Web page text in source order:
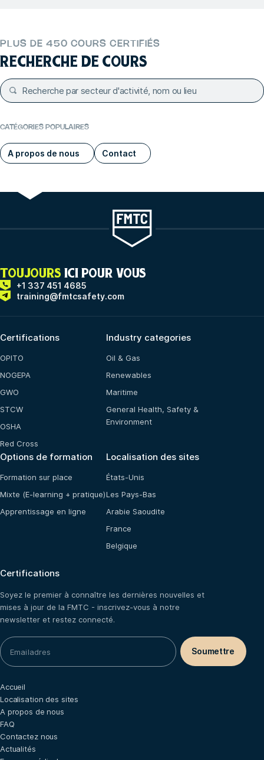
PLUS DE 450 COURS CERTIFIÉS
RECHERCHE DE COURS
CATÉGORIES POPULAIRES
A propos de nous Contact
TOUJOURS ICI POUR VOUS
+1 337 451 4685
training@fmtcsafety.com
Certifications
OPITO
NOGEPA
GWO
STCW
OSHA
Red Cross
Industry categories
Oil & Gas
Renewables
Maritime
General Health, Safety &
Environment
Options de formation
Formation sur place
Mixte (E-learning + pratique)
Apprentissage en ligne
Localisation des sites
États-Unis
Les Pays-Bas
Arabie Saoudite
France
Belgique
Certifications
Soyez le premier à connaître les dernières nouvelles et
mises à jour de la FMTC - inscrivez-vous à notre
newsletter et restez connecté.
Accueil
Localisation des sites
A propos de nous
FAQ
Contactez nous
Actualités